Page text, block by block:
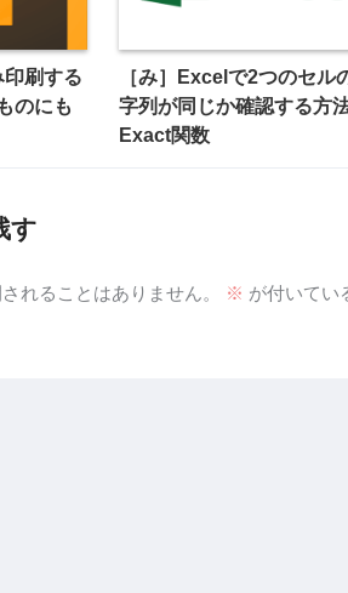
刷する
のにも
［み］Excelで2つのセル
字列が同じか確認する方
Exact関数
す
れることはありません。 ※ が付いてい